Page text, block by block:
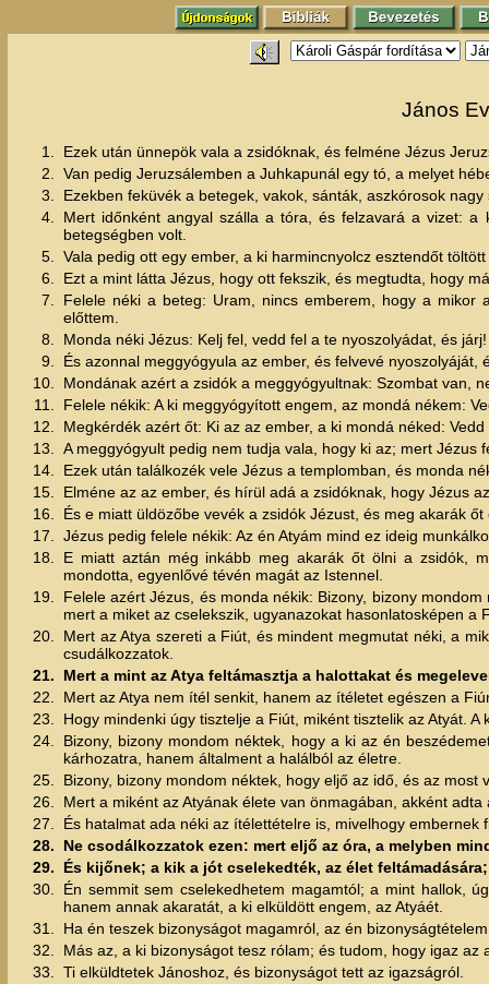
János
1.
Ezek után ünnepök vala a zsidóknak, és felméne Jézus
2.
Van pedig Jeruzsálemben a Juhkapunál egy tó, a melyet
3.
Ezekben feküvék a betegek, vakok, sánták, aszkórosok
4.
Mert időnként angyal szálla a tóra, és felzavará a vizet:
betegségben volt.
5.
Vala pedig ott egy ember, a ki harmincnyolcz esztendőt
6.
Ezt a mint látta Jézus, hogy ott fekszik, és megtudta, hogy
7.
Felele néki a beteg: Uram, nincs emberem, hogy a
előttem.
8.
Monda néki Jézus: Kelj fel, vedd fel a te nyoszolyádat, és járj!
9.
És azonnal meggyógyula az ember, és felvevé nyoszolyáját,
10.
Mondának azért a zsidók a meggyógyultnak: Szombat van,
11.
Felele nékik: A ki meggyógyított engem, az mondá nékem:
12.
Megkérdék azért őt: Ki az az ember, a ki mondá néked:
13.
A meggyógyult pedig nem tudja vala, hogy ki az; mert Jézus
14.
Ezek után találkozék vele Jézus a templomban, és monda
15.
Elméne az az ember, és hírül adá a zsidóknak, hogy Jézus
16.
És e miatt üldözőbe vevék a zsidók Jézust, és meg akarák
17.
Jézus pedig felele nékik: Az én Atyám mind ez ideig
18.
E miatt aztán még inkább meg akarák őt ölni a zsidók,
mondotta, egyenlővé tévén magát az Istennel.
19.
Felele azért Jézus, és monda nékik: Bizony, bizony
mert a miket az cselekszik, ugyanazokat hasonlatosképen a
20.
Mert az Atya szereti a Fiút, és mindent megmutat néki, a
csudálkozzatok.
21.
Mert a mint az Atya feltámasztja a halottakat és
22.
Mert az Atya nem ítél senkit, hanem az ítéletet egészen a
23.
Hogy mindenki úgy tisztelje a Fiút, miként tisztelik az Atyát.
24.
Bizony, bizony mondom néktek, hogy a ki az én
kárhozatra, hanem általment a halálból az életre.
25.
Bizony, bizony mondom néktek, hogy eljő az idő, és az
26.
Mert a miként az Atyának élete van önmagában, akként
27.
És hatalmat ada néki az ítélettételre is, mivelhogy embernek
28.
Ne csodálkozzatok ezen: mert eljő az óra, a melyben
29.
És kijőnek; a kik a jót cselekedték, az élet
30.
Én semmit sem cselekedhetem magamtól; a mint hallok,
hanem annak akaratát, a ki elküldött engem, az Atyáét.
31.
Ha én teszek bizonyságot magamról, az én
32.
Más az, a ki bizonyságot tesz rólam; és tudom, hogy igaz
33.
Ti elküldtetek Jánoshoz, és bizonyságot tett az igazságról.